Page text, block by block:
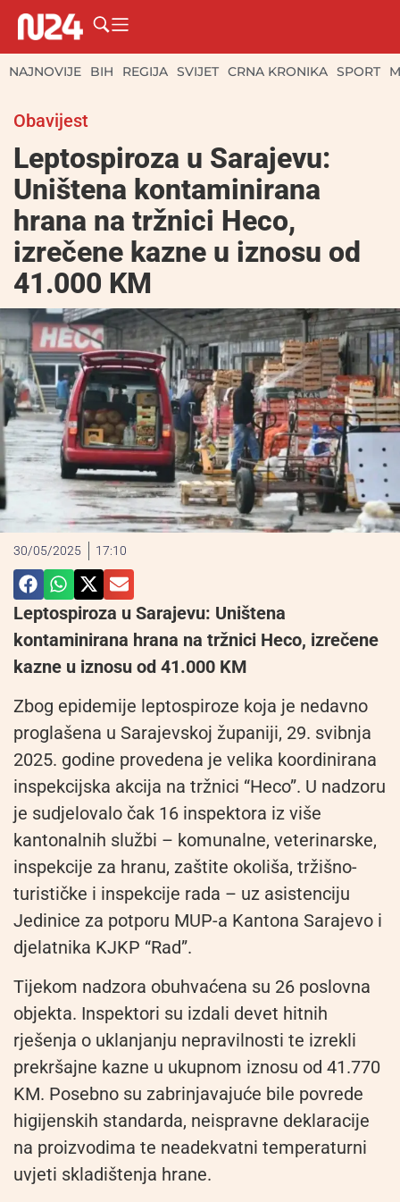
NAJNOVIJE BIH REGIJA SVIJET CRNA KRONIKA SPORT
Obavijest
Leptospiroza u Sarajevu:
Uništena kontaminirana
hrana na tržnici Heco,
izrečene kazne u iznosu od
41.000 KM
30/05/2025 17:10
Leptospiroza u Sarajevu: Uništena
kontaminirana hrana na tržnici Heco, izrečene
kazne u iznosu od 41.000 KM
Zbog epidemije leptospiroze koja je nedavno
proglašena u Sarajevskoj županiji, 29. svibnja
2025. godine provedena je velika koordinirana
inspekcijska akcija na tržnici “Heco”. U nadzoru
je sudjelovalo čak 16 inspektora iz više
kantonalnih službi – komunalne, veterinarske,
inspekcije za hranu, zaštite okoliša, tržišno-
turističke i inspekcije rada – uz asistenciju
Jedinice za potporu MUP-a Kantona Sarajevo i
djelatnika KJKP “Rad”.
Tijekom nadzora obuhvaćena su 26 poslovna
objekta. Inspektori su izdali devet hitnih
rješenja o uklanjanju nepravilnosti te izrekli
prekršajne kazne u ukupnom iznosu od 41.770
KM. Posebno su zabrinjavajuće bile povrede
higijenskih standarda, neispravne deklaracije
na proizvodima te neadekvatni temperaturni
uvjeti skladištenja hrane.